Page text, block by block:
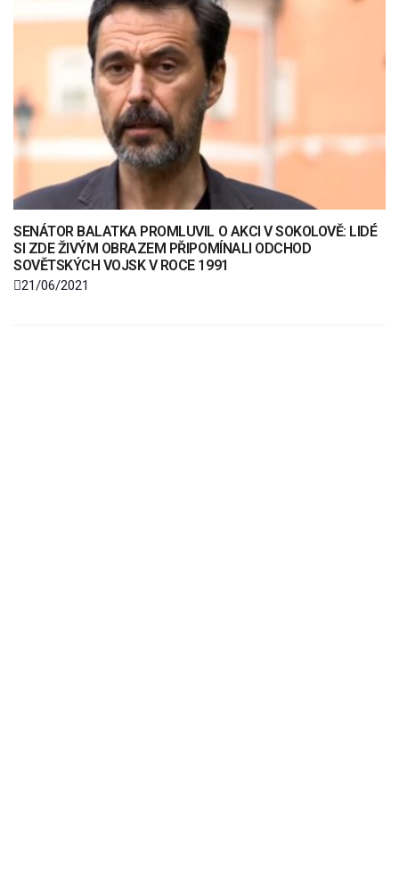
SENÁTOR BALATKA PROMLUVIL O AKCI V SOKOLOVĚ: LIDÉ
SI ZDE ŽIVÝM OBRAZEM PŘIPOMÍNALI ODCHOD
SOVĚTSKÝCH VOJSK V ROCE 1991
21/06/2021